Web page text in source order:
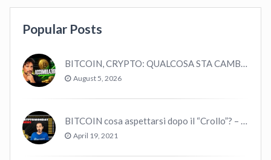
Popular Posts
BITCOIN, CRYPTO: QUALCOSA STA CAMBIANDO? (ASCOLTA…)
August 5, 2026
BITCOIN cosa aspettarsi dopo il “Crollo”? – CryptoMonday NEWS w16/’21
April 19, 2021